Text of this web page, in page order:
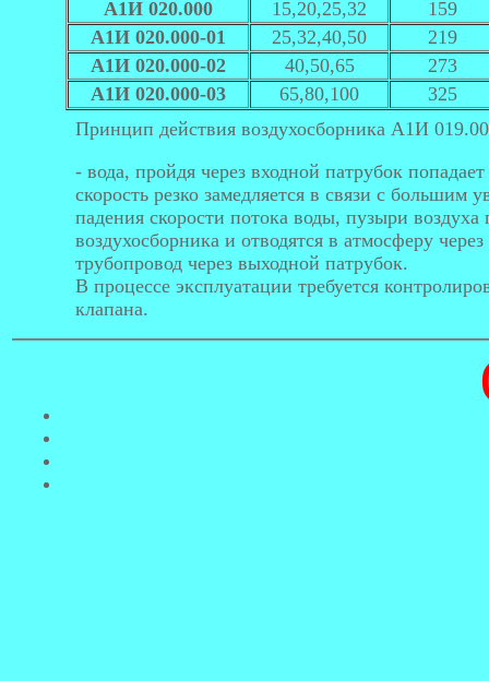
А1И 020.000 15,20,25,32
159
А1И 020.000-01
25,32,40,50
219
А1И 020.000-02
40,50,65
273
А1И 020.000-03
65,80,100
325
Принцип действия воздухосборника А1И
- вода, пройдя через входной патрубок
скорость резко замедляется в связи с большим
падения скорости потока воды, пузыри
воздухосборника и отводятся в атмосферу
трубопровод через выходной патрубок.
В процессе эксплуатации требуется
клапана.